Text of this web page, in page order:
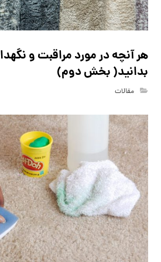
هر آنچه در مورد مراقبت و
بدانید( بخش دوم)
مقالات